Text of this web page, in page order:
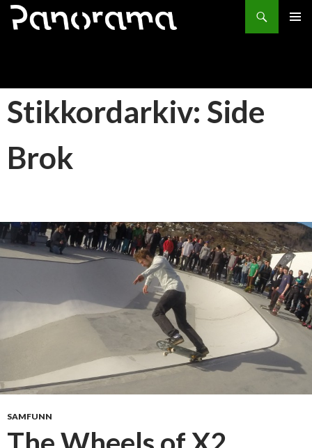
Søk
HOPP
Stikkordarkiv: Side
Brok
SAMFUNN